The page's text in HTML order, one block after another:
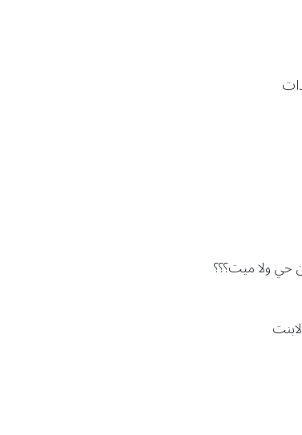
حي ولا ميت؟؟؟